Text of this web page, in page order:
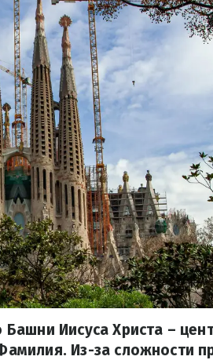
Иисуса Христа –
Из-за сложности